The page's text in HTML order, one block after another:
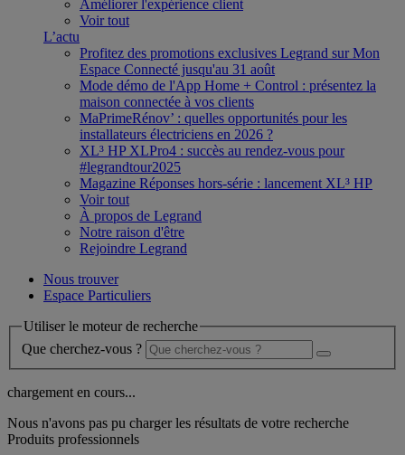
Améliorer l'expérience client
Voir tout
L’actu
Profitez des promotions exclusives Legrand sur Mon
Espace Connecté jusqu'au 31 août
Mode démo de l'App Home + Control : présentez la
maison connectée à vos clients
MaPrimeRénov’ : quelles opportunités pour les
installateurs électriciens en 2026 ?
XL³ HP XLPro4 : succès au rendez-vous pour
#legrandtour2025
Magazine Réponses hors-série : lancement XL³ HP
Voir tout
À propos de Legrand
Notre raison d'être
Rejoindre Legrand
Nous trouver
Espace Particuliers
Utiliser le moteur de recherche
Que cherchez-vous ?
chargement en cours...
Nous n'avons pas pu charger les résultats de votre recherche
Produits professionnels